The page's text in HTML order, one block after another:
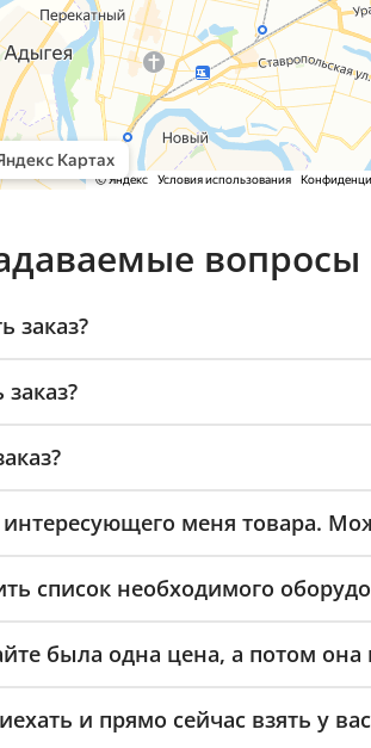
вопросы
заказ?
интересующего меня товара.
список необходимого
была одна цена, а потом она
и прямо сейчас взять у